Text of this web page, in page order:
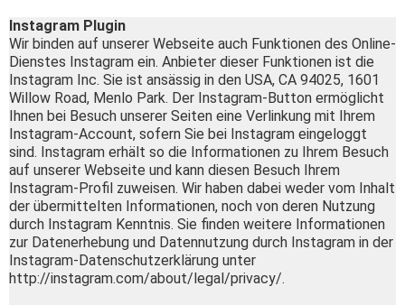
Instagram Plugin
Wir binden auf unserer Webseite auch Funktionen des Online-
Dienstes Instagram ein. Anbieter dieser Funktionen ist die
Instagram Inc. Sie ist ansässig in den USA, CA 94025, 1601
Willow Road, Menlo Park. Der Instagram-Button ermöglicht
Ihnen bei Besuch unserer Seiten eine Verlinkung mit Ihrem
Instagram-Account, sofern Sie bei Instagram eingeloggt
sind. Instagram erhält so die Informationen zu Ihrem Besuch
auf unserer Webseite und kann diesen Besuch Ihrem
Instagram-Profil zuweisen. Wir haben dabei weder vom Inhalt
der übermittelten Informationen, noch von deren Nutzung
durch Instagram Kenntnis. Sie finden weitere Informationen
zur Datenerhebung und Datennutzung durch Instagram in der
Instagram-Datenschutzerklärung unter
http://instagram.com/about/legal/privacy/.